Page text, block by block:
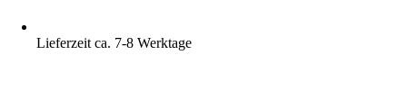
Lieferzeit ca. 7-8 Werktage